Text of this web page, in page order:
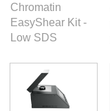
Chromatin
EasyShear Kit -
Low SDS